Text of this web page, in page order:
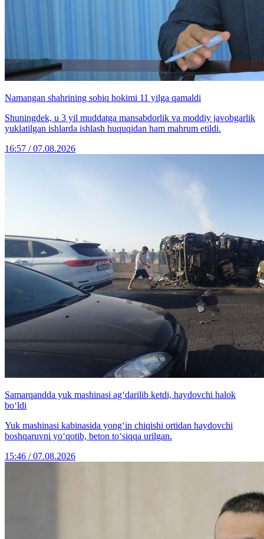
Namangan shahrining sobiq hokimi 11 yilga qamaldi
Shuningdek, u 3 yil muddatga mansabdorlik va moddiy javobgarlik
yuklatilgan ishlarda ishlash huquqidan ham mahrum etildi.
16:57 / 07.08.2026
Samarqandda yuk mashinasi ag‘darilib ketdi, haydovchi halok
bo‘ldi
Yuk mashinasi kabinasida yong‘in chiqishi ortidan haydovchi
boshqaruvni yo‘qotib, beton to‘siqqa urilgan.
15:46 / 07.08.2026